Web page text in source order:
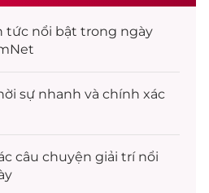
tức nổi bật trong ngày
sự nhanh và chính xác
câu chuyện giải trínổi